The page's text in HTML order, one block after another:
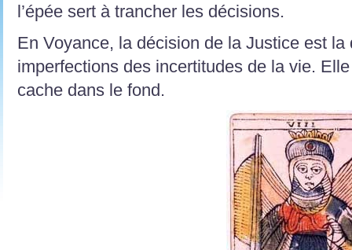
l’épée sert à trancher les décisions.
En Voyance, la décision de la Justice est
imperfections des incertitudes de la vie.
cache dans le fond.